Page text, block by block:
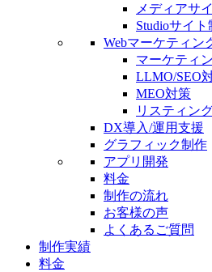
メディアサ
Studioサイト
Webマーケティン
マーケティ
LLMO/SEO
MEO対策
リスティン
DX導入/運用支援
グラフィック制作
アプリ開発
料金
制作の流れ
お客様の声
よくあるご質問
制作実績
料金